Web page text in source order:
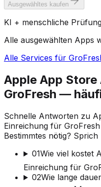
Ausgewähltes kaufen
KI + menschliche
Alle ausgewählten Apps
Alle Services für
Apple App
GroFresh —
Schnelle Antworten zu
Einreichung für
Bestimmtes nötig?
01Wie viel kostet
Einreichung für
02Wie lange